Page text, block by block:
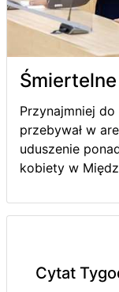
Przynajmniej
przebywał w
uduszenie
kobiety w
Cytat